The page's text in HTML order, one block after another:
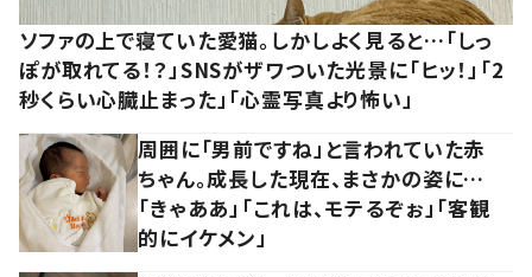
ソファの上で寝ていた愛猫。しかしよく見ると…「しっ
ぽが取れてる！？」SNSがザワついた光景に「ヒッ！」「2
秒くらい心臓止まった」「心霊写真より怖い」
周囲に「男前ですね」と言われていた赤
ちゃん。成長した現在、まさかの姿に…
「きゃああ」「これは、モテるぞぉ」「客観
的にイケメン」